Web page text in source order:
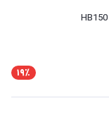
19٪